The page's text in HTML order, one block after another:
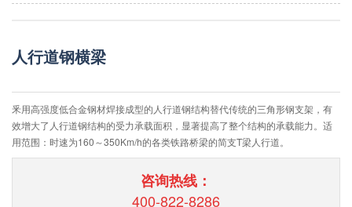
人行道钢横梁
釆用高强度低合金钢材焊接成型的人行道钢结构替代传统的三角形钢支架，有
效增大了人行道钢结构的受力承载面积，显著提高了整个结构的承载能力。适
用范围：时速为160～350Km/h的各类铁路桥梁的简支T梁人行道。
咨询热线：
400-822-8286